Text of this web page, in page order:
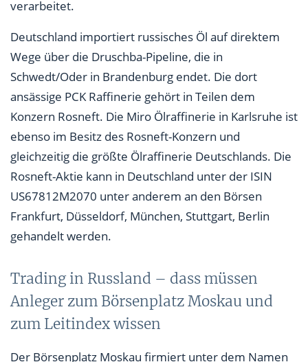
verarbeitet.
Deutschland importiert russisches Öl auf direktem
Wege über die Druschba-Pipeline, die in
Schwedt/Oder in Brandenburg endet. Die dort
ansässige PCK Raffinerie gehört in Teilen dem
Konzern Rosneft. Die Miro Ölraffinerie in Karlsruhe ist
ebenso im Besitz des Rosneft-Konzern und
gleichzeitig die größte Ölraffinerie Deutschlands. Die
Rosneft-Aktie kann in Deutschland unter der ISIN
US67812M2070 unter anderem an den Börsen
Frankfurt, Düsseldorf, München, Stuttgart, Berlin
gehandelt werden.
Trading in Russland – dass müssen
Anleger zum Börsenplatz Moskau und
zum Leitindex wissen
Der Börsenplatz Moskau firmiert unter dem Namen